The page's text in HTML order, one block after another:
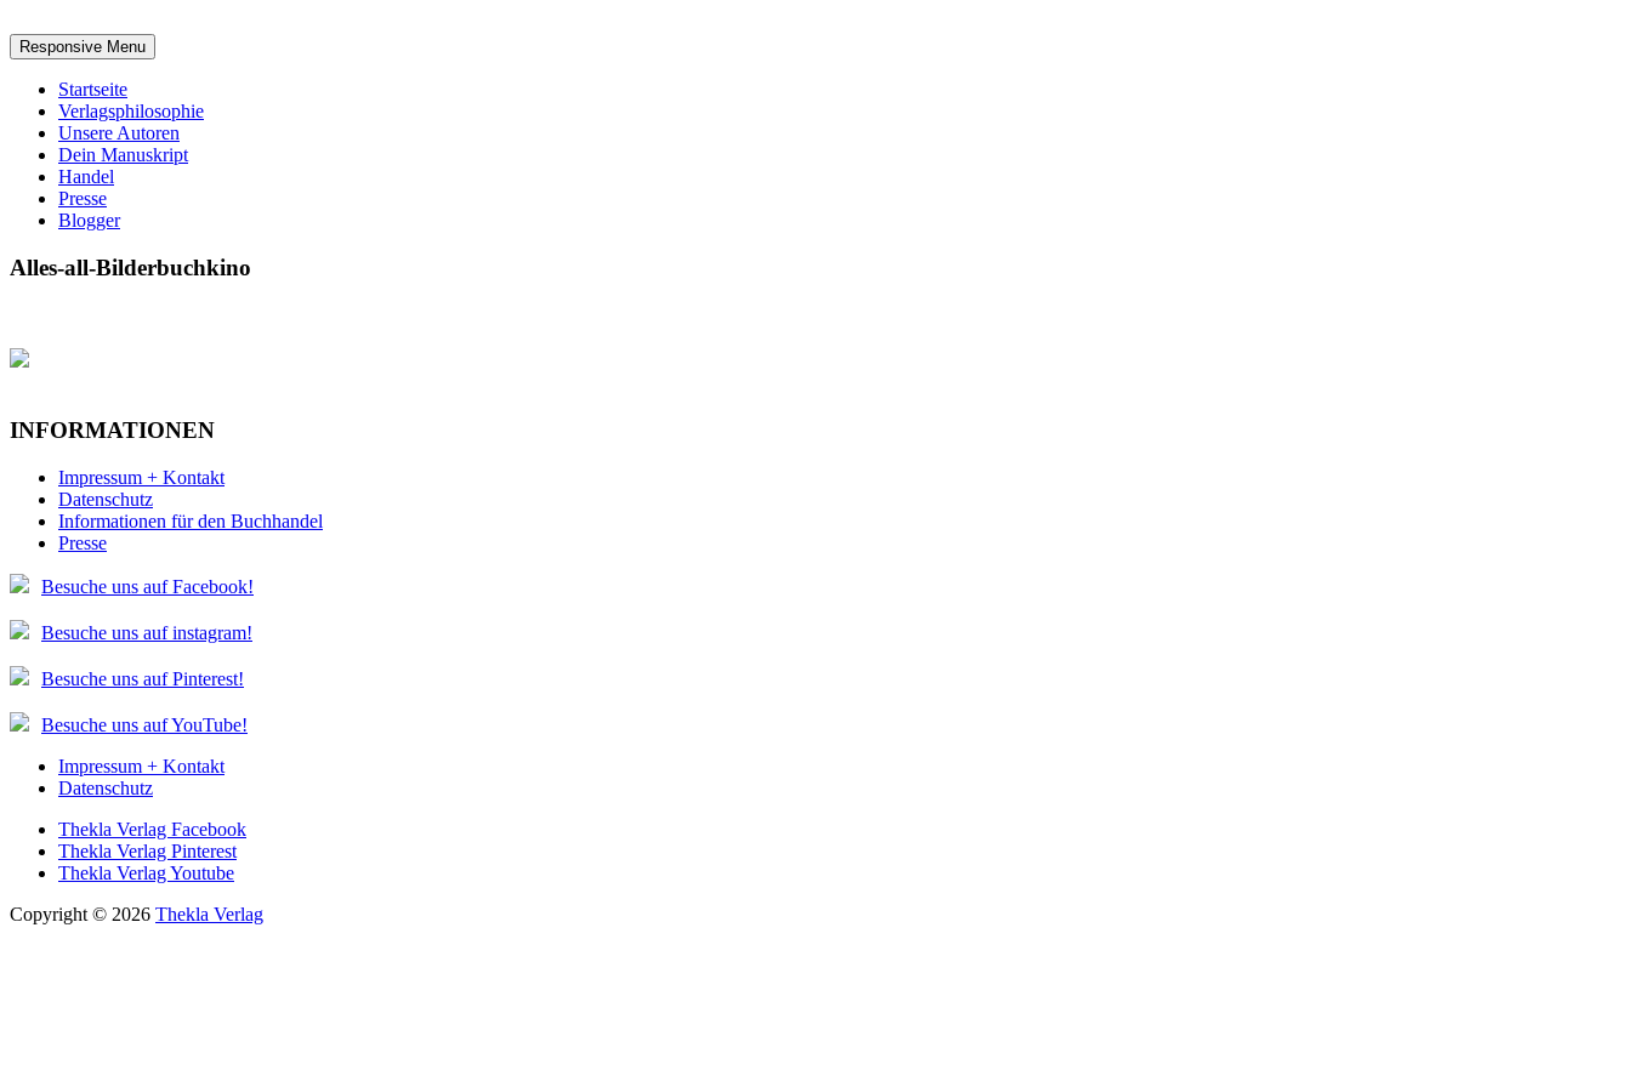
Responsive Menu
Startseite
Verlagsphilosophie
Unsere Autoren
Dein Manuskript
Handel
Presse
Blogger
Alles-all-Bilderbuchkino
INFORMATIONEN
Impressum + Kontakt
Datenschutz
Informationen für den Buchhandel
Presse
Besuche uns auf Facebook!
Besuche uns auf instagram!
Besuche uns auf Pinterest!
Besuche uns auf YouTube!
Impressum + Kontakt
Datenschutz
Thekla Verlag Facebook
Thekla Verlag Pinterest
Thekla Verlag Youtube
Copyright © 2026 Thekla Verlag